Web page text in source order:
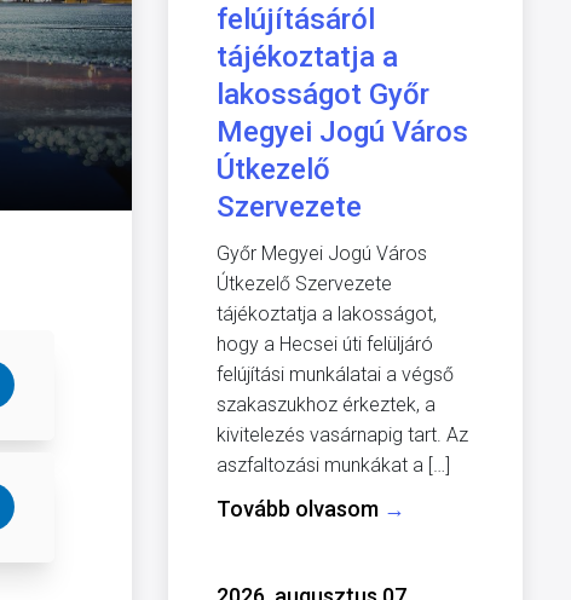
felújításáról
tájékoztatja a
lakosságot Győr
Megyei Jogú Város
Útkezelő
Szervezete
Győr Megyei Jogú Város
Útkezelő Szervezete
tájékoztatja a lakosságot,
hogy a Hecsei úti felüljáró
felújítási munkálatai a végső
szakaszukhoz érkeztek, a
kivitelezés vasárnapig tart. Az
aszfaltozási munkákat a […]
Tovább olvasom →